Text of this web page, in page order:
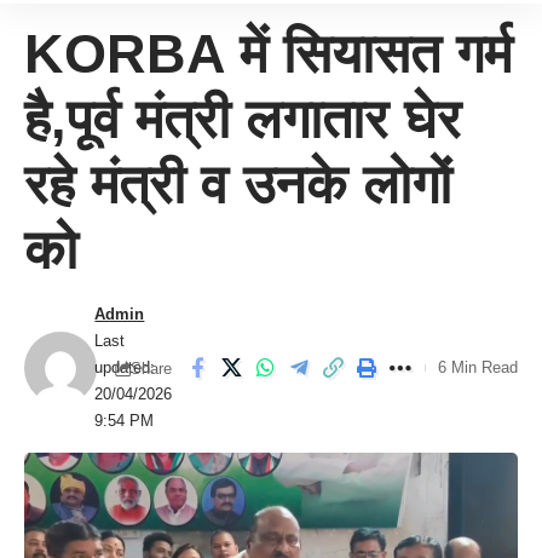
KORBA में सियासत गर्म
है,पूर्व मंत्री लगातार घेर
रहे मंत्री व उनके लोगों
को
Last
updated:
20/04/2026
9:54 PM
Admin
Share 6 Min Read